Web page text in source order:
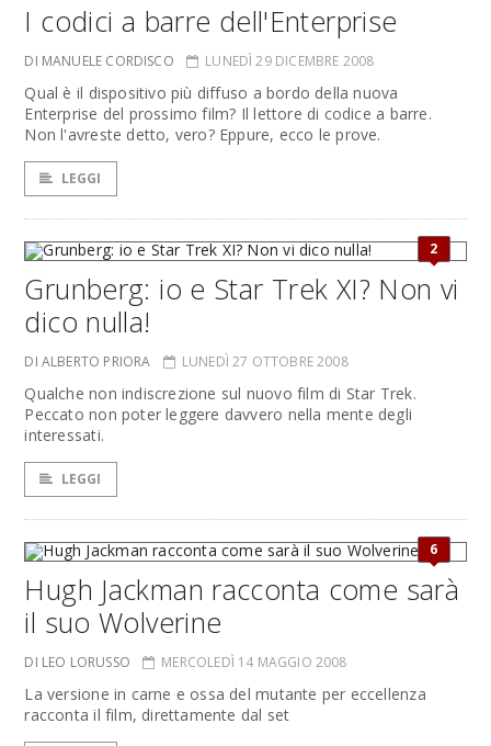
I codici a barre dell'Enterprise
DI MANUELE CORDISCO LUNEDÌ 29 DICEMBRE 2008
Qual è il dispositivo più diffuso a bordo della nuova
Enterprise del prossimo film? Il lettore di codice a barre.
Non l'avreste detto, vero? Eppure, ecco le prove.
LEGGI
2
Grunberg: io e Star Trek XI? Non vi
dico nulla!
DI ALBERTO PRIORA LUNEDÌ 27 OTTOBRE 2008
Qualche non indiscrezione sul nuovo film di Star Trek.
Peccato non poter leggere davvero nella mente degli
interessati.
LEGGI
6
Hugh Jackman racconta come sarà
il suo Wolverine
DI LEO LORUSSO MERCOLEDÌ 14 MAGGIO 2008
La versione in carne e ossa del mutante per eccellenza
racconta il film, direttamente dal set